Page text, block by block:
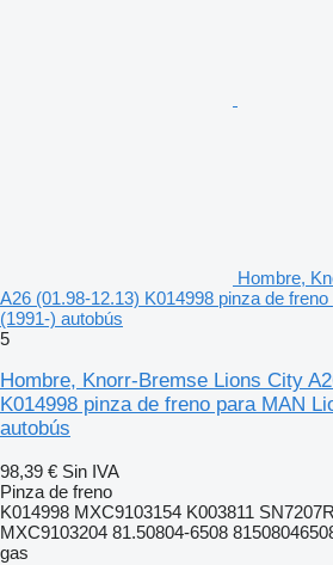
Hombre,
A26 (01.98-12.13) K014998 pinza de
(1991-) autobús
5
Hombre, Knorr-Bremse Lions City
K014998 pinza de freno para MAN
autobús
98,39 € Sin IVA
Pinza de freno
K014998 MXC9103154 K003811
MXC9103204 81.50804-6508
gas